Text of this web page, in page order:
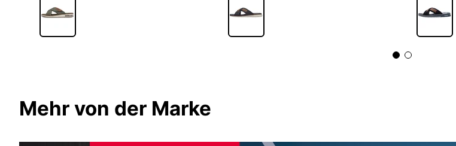
Mehr von der Marke